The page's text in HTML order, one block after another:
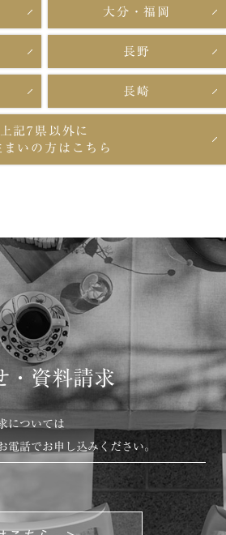
大分・福岡
長野
長崎
上記7県以外に
まいの方はこちら
・資料請求
については
電話でお申し込みください。